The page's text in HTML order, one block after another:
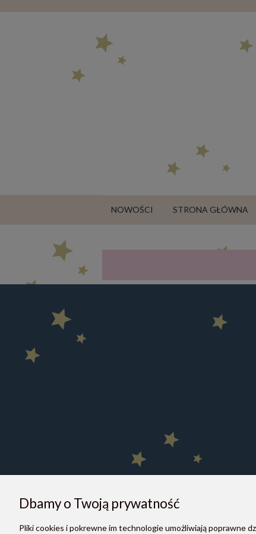
NOWOŚCI STRONA GŁÓWNA
O NAS
Dbamy o Twoją prywatność
Pliki cookies i pokrewne im technologie umożliwiają poprawne